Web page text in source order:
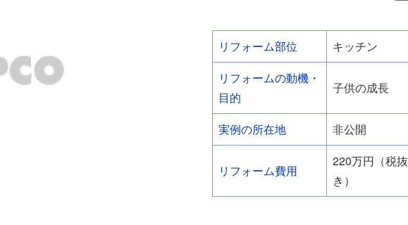
リフォーム部位
キッチン
リフォームの動機・
目的
子供の成長
実例の所在地 非公開
リフォーム費用
220万円（税抜
き）